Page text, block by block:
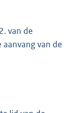
van de
van de